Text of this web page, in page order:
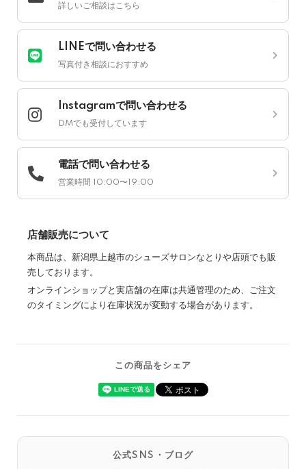
詳しいご相談はこちら
LINEで問い合わせる
写真付き相談におすすめ
Instagramで問い合わせる
DMでも受付しています
電話で問い合わせる
営業時間 10:00〜19:00
店舗販売について
本商品は、新潟県上越市のシューズサロンなとりや店頭でも販
売しております。
オンラインショップと実店舗の在庫は共通管理のため、ご注文
のタイミングにより在庫状況が変動する場合があります。
この商品をシェア
公式SNS・ブログ